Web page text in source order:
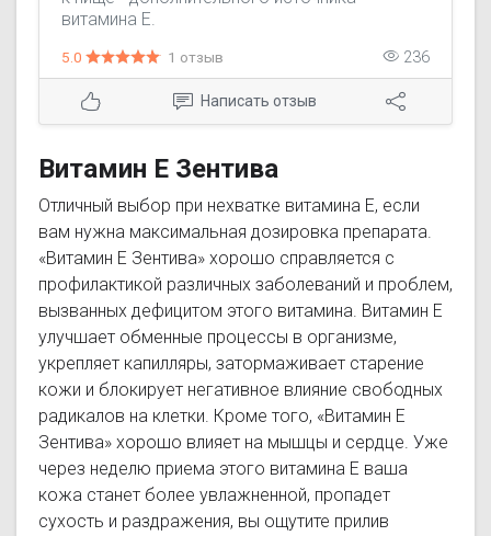
витамина Е.
5.0 1 отзыв 236
Написать отзыв
Витамин Е Зентива
Отличный выбор при нехватке витамина Е, если
вам нужна максимальная дозировка препарата.
«Витамин Е Зентива» хорошо справляется с
профилактикой различных заболеваний и проблем,
вызванных дефицитом этого витамина. Витамин Е
улучшает обменные процессы в организме,
укрепляет капилляры, затормаживает старение
кожи и блокирует негативное влияние свободных
радикалов на клетки. Кроме того, «Витамин Е
Зентива» хорошо влияет на мышцы и сердце. Уже
через неделю приема этого витамина Е ваша
кожа станет более увлажненной, пропадет
сухость и раздражения, вы ощутите прилив